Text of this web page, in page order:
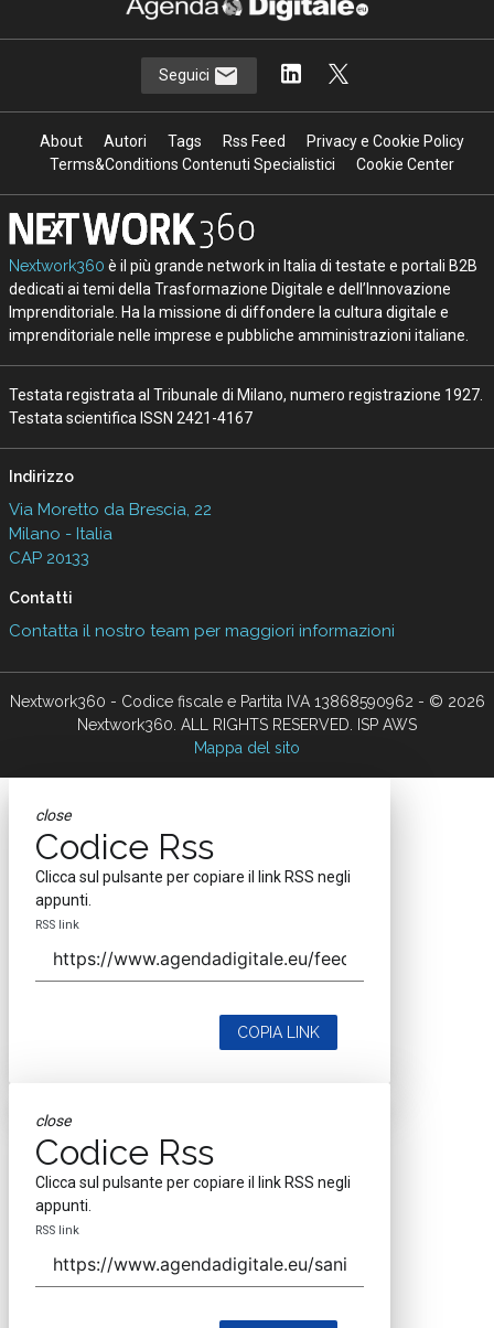
Seguici
About Autori Tags Rss Feed
Privacy e Cookie Policy
Terms&Conditions Contenuti Specialistici
Cookie Center
Nextwork360 è il più grande network in Italia di testate e portali B2B
dedicati ai temi della Trasformazione Digitale e dell’Innovazione
Imprenditoriale. Ha la missione di diffondere la cultura digitale e
imprenditoriale nelle imprese e pubbliche amministrazioni italiane.
Testata registrata al Tribunale di Milano, numero registrazione 1927.
Testata scientifica ISSN 2421-4167
Indirizzo
Via Moretto da Brescia, 22
Milano - Italia
CAP 20133
Contatti
Contatta il nostro team per maggiori informazioni
Nextwork360 - Codice fiscale e Partita IVA 13868590962 - © 2026
Nextwork360. ALL RIGHTS RESERVED. ISP AWS
Mappa del sito
close
Codice Rss
Clicca sul pulsante per copiare il link RSS negli
appunti.
RSS link
COPIA LINK
close
Codice Rss
Clicca sul pulsante per copiare il link RSS negli
appunti.
RSS link